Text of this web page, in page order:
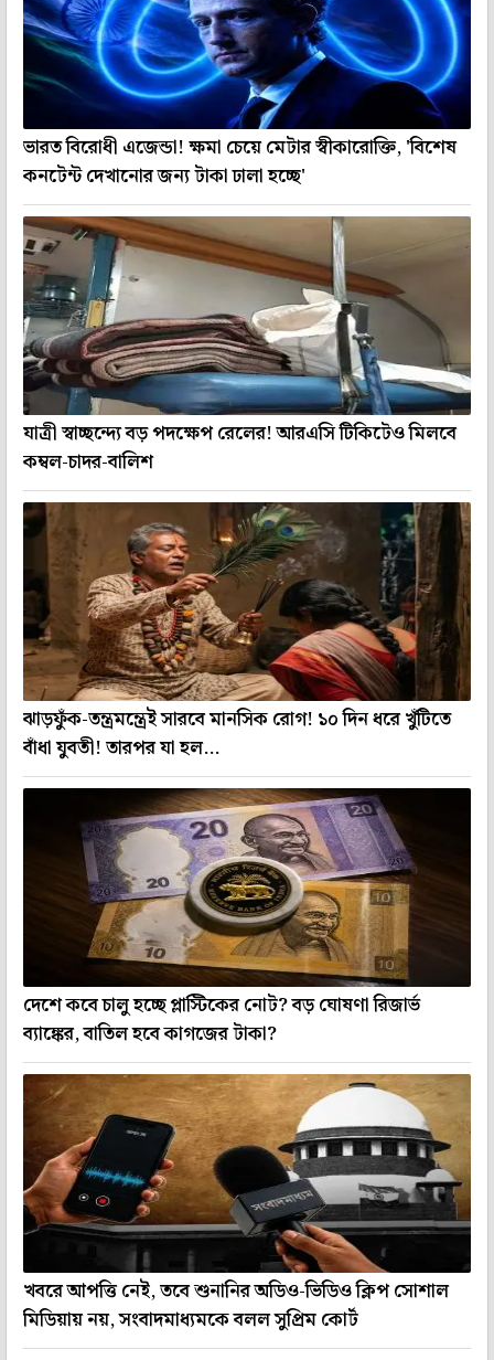
ভারত বিরোধী এজেন্ডা! ক্ষমা চেয়ে মেটার স্বীকারোক্তি, 'বিশেষ
কনটেন্ট দেখানোর জন্য টাকা ঢালা হচ্ছে'
যাত্রী স্বাচ্ছন্দ্যে বড় পদক্ষেপ রেলের! আরএসি টিকিটেও মিলবে
কম্বল-চাদর-বালিশ
ঝাড়ফুঁক-তন্ত্রমন্ত্রেই সারবে মানসিক রোগ! ১০ দিন ধরে খুঁটিতে
বাঁধা যুবতী! তারপর যা হল...
দেশে কবে চালু হচ্ছে প্লাস্টিকের নোট? বড় ঘোষণা রিজার্ভ
ব্যাঙ্কের, বাতিল হবে কাগজের টাকা?
খবরে আপত্তি নেই, তবে শুনানির অডিও-ভিডিও ক্লিপ সোশাল
মিডিয়ায় নয়, সংবাদমাধ্যমকে বলল সুপ্রিম কোর্ট